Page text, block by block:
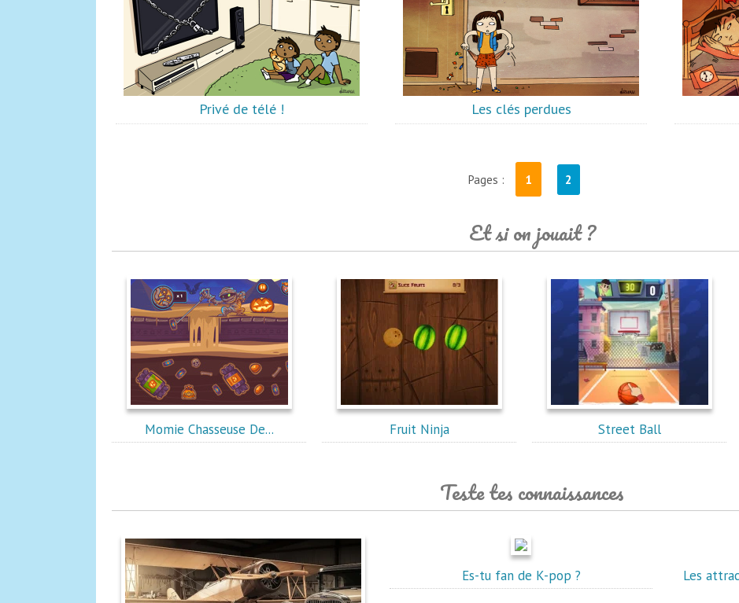
Privé de télé ! Les clés perdues
Pages : 1 2
Et si on jouait ?
Momie Chasseuse De... Fruit Ninja Street Ball
Teste tes connaissances
Es-tu fan de K-pop ?
Les